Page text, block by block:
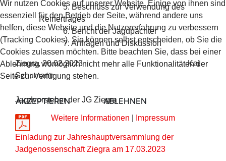
5. Beschluss zur Verwendung des
Reinertrages
6. Bericht der Jagdpächter
7. Anfragen und Diskussion
Ziegra, 20.02.2023 Kai
Schumann
Jagdvorsteher der JG Ziegra
Einladung zur Jahreshauptversammlung der
Jadgenossenschaft Ziegra am 17.03.2023
Wir nutzen Cookies auf unserer Website. Einige von ihnen sind
essenziell für den Betrieb der Seite, während andere uns
helfen, diese Website und die Nutzererfahrung zu verbessern
(Tracking Cookies). Sie können selbst entscheiden, ob Sie die
Cookies zulassen möchten. Bitte beachten Sie, dass bei einer
Ablehnung womöglich nicht mehr alle Funktionalitäten der
Seite zur Verfügung stehen.
AKZEPTIEREN ABLEHNEN
Weitere Informationen Impressum